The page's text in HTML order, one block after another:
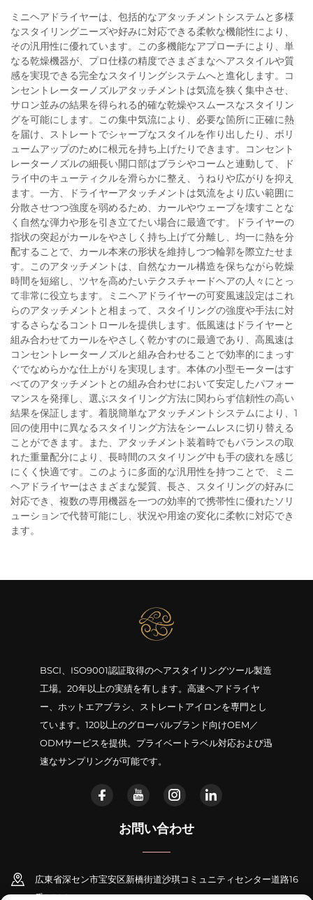
ミニヘアドライヤーは、包括的なアタッチメントシステムと多様
なスタイリングニーズや好みに対応できる柔軟な機能性により、
その汎用性に優れています。この多機能なアプローチにより、単
なる乾燥機器が、プロ仕様の精度でさまざまなヘアスタイルや質
感を実現できる完全なスタイリングシステムへと進化します。コ
ンセントレーターノズルアタッチメントは気流を狭く集中させ、
サロン並みの結果を得られる的確な乾燥やスムースなスタイリン
グを可能にします。この集中気流により、必要な箇所に正確に熱
を届け、ストレートでシャープなスタイルを作り出したり、ボリ
ュームアップのために根元を持ち上げたりできます。コンセント
レーターノズルの細長い開口部はブラシやコームと連動して、ド
ライ中のキューティクルを滑らかに整え、うねりや広がりを抑え
ます。一方、ドライヤーアタッチメントは気流をより広い範囲に
分散させつつ強度を弱めるため、カールやウェーブを壊すことな
く自然な弾力や形を引き立てたい場合に最適です。ドライヤーの
指状の突起がカールをやさしく持ち上げて分離し、均一に熱を分
配することで、カール本来の形状を維持しつつ輪郭を際立たせま
す。このアタッチメントは、自然なカール構造を保ちながら乾燥
時間を短縮し、ツヤを高めたいテクスチャードヘアの人々にとっ
て非常に役立ちます。ミニヘアドライヤーの可変風速設定はこれ
らのアタッチメントと相まって、スタイリングの強度や手法に対
するさらなるコントロールを提供します。低風速はドライヤーと
組み合わせてカールをやさしく乾かすのに最適であり、高風速は
コンセントレーターノズルと組み合わせることで効率的にまっす
ぐでなめらかな仕上がりを実現します。本体の小型モーターはす
べてのアタッチメントとの組み合わせにおいて安定したパフォー
マンスを発揮し、選ぶスタイリング方法に関わらず信頼性の高い
結果を保証します。着脱簡単なアタッチメントシステムにより、1
回の使用中に異なるスタイリング方法をシームレスに切り替える
ことができます。また、アタッチメント装着時でもバランスの取
れた重量配分により、長時間のスタイリング中も手の疲れを感じ
にくく快適です。このように多面的な汎用性を持つことで、ミニ
ヘアドライヤーはさまざまな髪質、長さ、スタイリングの好みに
対応でき、複数の専用機器を一つの効率的で携帯性に優れたソリ
ューションで代替可能にし、状況や用途の変化に柔軟に対応でき
ます。
BSCI、ISO9001認証取得のヘアスタイリングツール製造
工場。20年以上の実績を有します。高速ヘアドライヤ
ー、ホットエアブラシ、ストレートアイロンを専門とし
ています。120以上のグローバルブランド向けOEM／
ODMサービスを提供。プライベートラベル対応および迅
速なサンプリングが可能です。
お問い合わせ
広東省深セン市宝安区新橋街道沙琪コミュニティセンター道路16
番B706